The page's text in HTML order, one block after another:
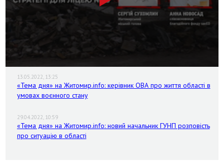
13.05.2022, 13:25
«Тема дня» на Житомир.info: керівник ОВА про життя області в
умовах воєнного стану
29.04.2022, 10:59
«Тема дня» на Житомир.info: новий начальник ГУНП розповість
про ситуацію в області